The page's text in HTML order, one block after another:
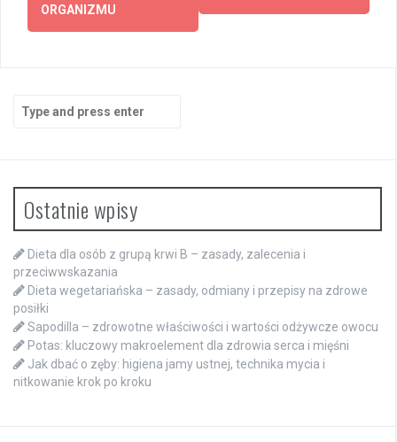
ORGANIZMU
for:
Ostatnie wpisy
Dieta dla osób z grupą krwi B – zasady, zalecenia i
przeciwwskazania
Dieta wegetariańska – zasady, odmiany i przepisy na zdrowe
posiłki
Sapodilla – zdrowotne właściwości i wartości odżywcze owocu
Potas: kluczowy makroelement dla zdrowia serca i mięśni
Jak dbać o zęby: higiena jamy ustnej, technika mycia i
nitkowanie krok po kroku